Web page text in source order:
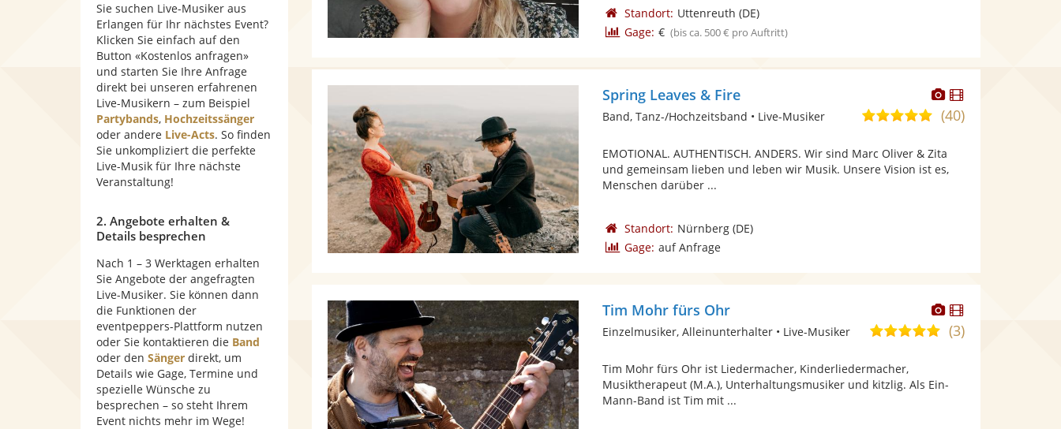
Standort: Uttenreuth (DE)
Gage: € (bis ca. 500 € pro Auftritt)
Dieser
Künstler
stellt
bereit.
Dieser
Künstler
Spring Leaves & Fire
5,0
5
Sternen
(40)
Band, Tanz-/Hochzeitsband • Live-Musiker
EMOTIONAL. AUTHENTISCH. ANDERS. Wir sind Marc Oliver & Zita
und gemeinsam lieben und leben wir Musik. Unsere Vision ist es,
Menschen darüber ...
Standort: Nürnberg(DE)
Gage: auf Anfrage
Dieser
Künstler
stellt
Dieser
Künstler
Tim Mohr fürs Ohr
5,0
Sternen
(3)
Einzelmusiker, Alleinunterhalter • Live-Musiker
Tim Mohr fürs Ohr ist Liedermacher, Kinderliedermacher,
Musiktherapeut (M.A.), Unterhaltungsmusiker und kitzlig. Als Ein-
Mann-Band ist Tim mit ...
Sie suchen Live-Musiker aus
Erlangen für Ihr nächstes Event?
Klicken Sie einfach auf den
Button «Kostenlos anfragen»
und starten Sie Ihre Anfrage
direkt bei unseren erfahrenen
Live-Musikern – zum Beispiel
Partybands, Hochzeitssänger
oder andere Live-Acts. So finden
Sie unkompliziert die perfekte
Live-Musik für Ihre nächste
Veranstaltung!
2. Angebote erhalten &
Details besprechen
Nach 1 – 3 Werktagen erhalten
Sie Angebote der angefragten
Live-Musiker. Sie können dann
die Funktionen der
eventpeppers-Plattform nutzen
oder Sie kontaktieren die Band
oder den Sänger direkt, um
Details wie Gage, Termine und
spezielle Wünsche zu
besprechen – so steht Ihrem
Event nichts mehr im Wege!